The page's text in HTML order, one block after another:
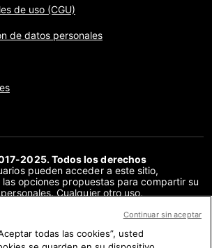
de uso (CGU)
de datos personales
2025. Todos los derechos
pueden acceder a este sitio,
opciones propuestas para compartir su
Cualquier otro uso,
de este sitio, en su totalidad o en
con la AFP, está estrictamente
todas las cookies”, usted
Continuar sin aceptar